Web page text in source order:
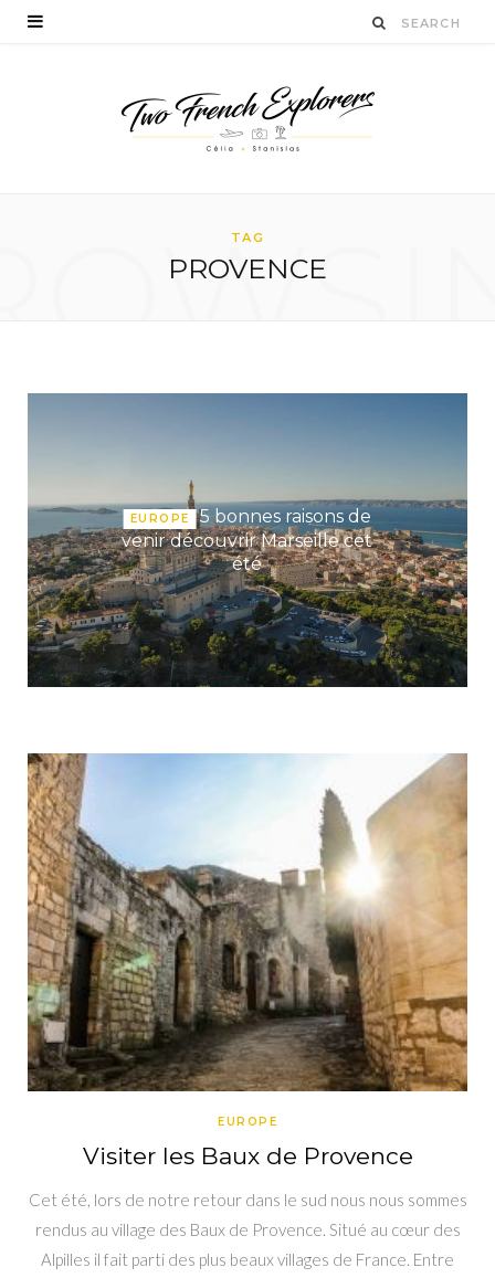
TAG
PROVENCE
EUROPE
5 bonnes raisons de
venir découvrir Marseille cet
été
EUROPE
Visiter les Baux de Provence
Cet été, lors de notre retour dans le sud nous nous sommes
rendus au village des Baux de Provence. Situé au cœur des
Alpilles il fait parti des plus beaux villages de France. Entre